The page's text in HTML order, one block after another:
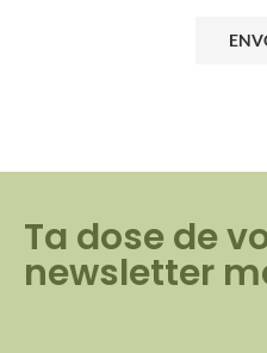
Ta dose de
newsletter